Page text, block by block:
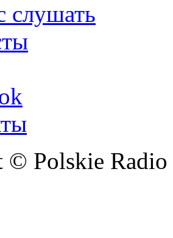
слушать
© Polskie